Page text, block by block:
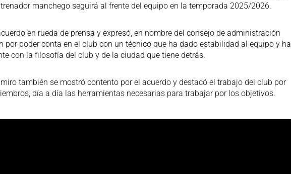
manchego seguirá al frente del equipo en la temporada 2025/2026.
en rueda de prensa y expresó, en nombre del consejo de administración
por poder conta en el club con un técnico que ha dado estabilidad al equipo y ha
con la filosofía del club y de la ciudad que tiene detrás.
también se mostró contento por el acuerdo y destacó el trabajo del club por
día a día las herramientas necesarias para trabajar por los objetivos.